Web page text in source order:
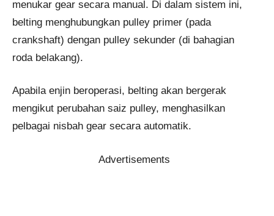
menukar gear secara manual. Di dalam sistem ini,
belting menghubungkan pulley primer (pada
crankshaft) dengan pulley sekunder (di bahagian
roda belakang).
Apabila enjin beroperasi, belting akan bergerak
mengikut perubahan saiz pulley, menghasilkan
pelbagai nisbah gear secara automatik.
Advertisements